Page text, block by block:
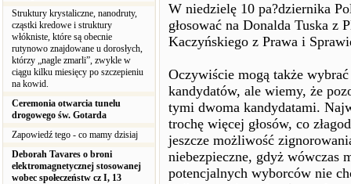
Struktury krystaliczne, nanodruty,
cząstki kredowe i struktury
włókniste, które są obecnie
rutynowo znajdowane u dorosłych,
którzy „nagle zmarli”, zwykle w
ciągu kilku miesięcy po szczepieniu
na kowid.
Ceremonia otwarcia tunelu
drogowego św. Gotarda
Zapowiedź tego - co mamy dzisiaj
Deborah Tavares o broni
elektromagnetycznej stosowanej
wobec społeczeństw cz I, 13
W niedzielę 10 pa?dziernika
głosować na Donalda Tuska
Kaczyńskiego z Prawa i
Oczywiście mogą także wybrać
kandydatów, ale wiemy, że
tymi dwoma kandydatami.
trochę więcej głosów, co
jeszcze możliwość
niebezpieczne, gdyż wówczas
potencjalnych wyborców nie